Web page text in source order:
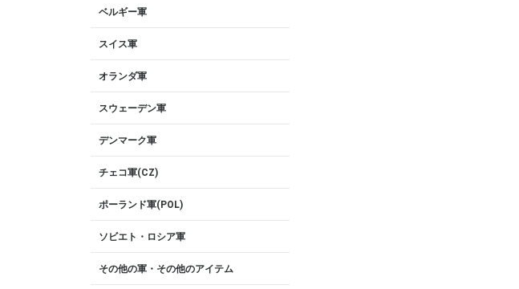
ベルギー軍
スイス軍
オランダ軍
スウェーデン軍
デンマーク軍
チェコ軍(CZ)
ポーランド軍(POL)
ソビエト・ロシア軍
その他の軍・その他のアイテム